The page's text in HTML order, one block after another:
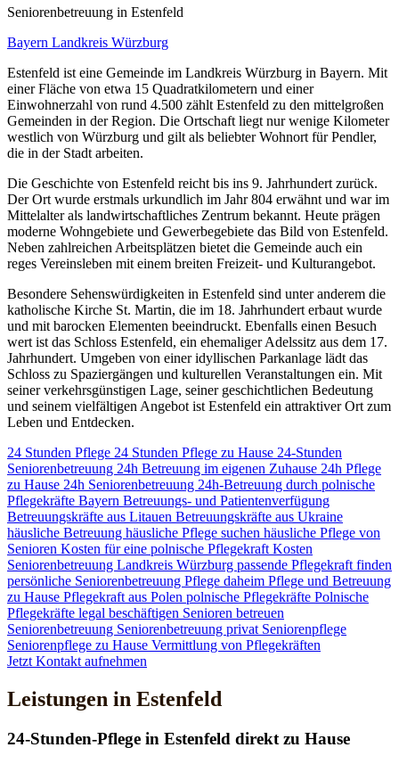
Senioren­betreuung in Estenfeld
Bayern Landkreis Würzburg
Estenfeld ist eine Gemeinde im Landkreis Würzburg in Bayern. Mit
einer Fläche von etwa 15 Quadratkilometern und einer
Einwohnerzahl von rund 4.500 zählt Estenfeld zu den mittelgroßen
Gemeinden in der Region. Die Ortschaft liegt nur wenige Kilometer
westlich von Würzburg und gilt als beliebter Wohnort für Pendler,
die in der Stadt arbeiten.
Die Geschichte von Estenfeld reicht bis ins 9. Jahrhundert zurück.
Der Ort wurde erstmals urkundlich im Jahr 804 erwähnt und war im
Mittelalter als landwirtschaftliches Zentrum bekannt. Heute prägen
moderne Wohngebiete und Gewerbegebiete das Bild von Estenfeld.
Neben zahlreichen Arbeitsplätzen bietet die Gemeinde auch ein
reges Vereinsleben mit einem breiten Freizeit- und Kulturangebot.
Besondere Sehenswürdigkeiten in Estenfeld sind unter anderem die
katholische Kirche St. Martin, die im 18. Jahrhundert erbaut wurde
und mit barocken Elementen beeindruckt. Ebenfalls einen Besuch
wert ist das Schloss Estenfeld, ein ehemaliger Adelssitz aus dem 17.
Jahrhundert. Umgeben von einer idyllischen Parkanlage lädt das
Schloss zu Spaziergängen und kulturellen Veranstaltungen ein. Mit
seiner verkehrsgünstigen Lage, seiner geschichtlichen Bedeutung
und seinem vielfältigen Angebot ist Estenfeld ein attraktiver Ort zum
Leben und Entdecken.
24 Stunden Pflege 24 Stunden Pflege zu Hause 24-Stunden
Seniorenbetreuung 24h Betreuung im eigenen Zuhause 24h Pflege
zu Hause 24h Seniorenbetreuung 24h-Betreuung durch polnische
Pflegekräfte Bayern Betreuungs- und Patientenverfügung
Betreuungskräfte aus Litauen Betreuungskräfte aus Ukraine
häusliche Betreuung häusliche Pflege suchen häusliche Pflege von
Senioren Kosten für eine polnische Pflegekraft Kosten
Seniorenbetreuung Landkreis Würzburg passende Pflegekraft finden
persönliche Seniorenbetreuung Pflege daheim Pflege und Betreuung
zu Hause Pflegekraft aus Polen polnische Pflegekräfte Polnische
Pflegekräfte legal beschäftigen Senioren betreuen
Seniorenbetreuung Seniorenbetreuung privat Seniorenpflege
Seniorenpflege zu Hause Vermittlung von Pflegekräften
Jetzt Kontakt aufnehmen
Leistungen in Estenfeld
24-Stunden-Pflege in Estenfeld direkt zu Hause